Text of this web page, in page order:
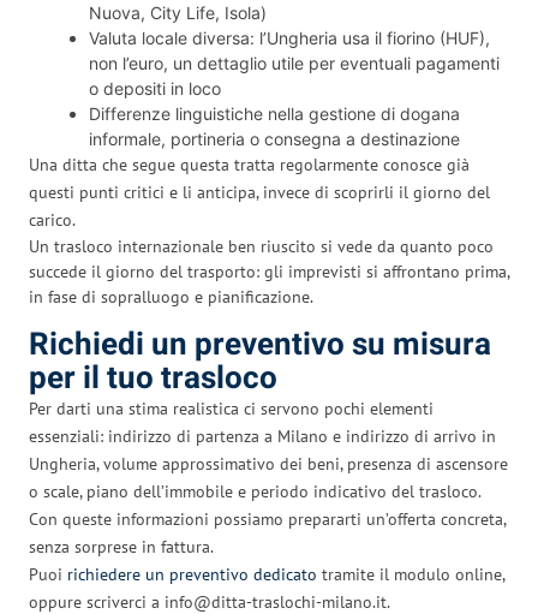
Nuova, City Life, Isola)
Valuta locale diversa: l’Ungheria usa il fiorino (HUF),
non l’euro, un dettaglio utile per eventuali pagamenti
o depositi in loco
Differenze linguistiche nella gestione di dogana
informale, portineria o consegna a destinazione
Una ditta che segue questa tratta regolarmente conosce già
questi punti critici e li anticipa, invece di scoprirli il giorno del
carico.
Un trasloco internazionale ben riuscito si vede da quanto poco
succede il giorno del trasporto: gli imprevisti si affrontano prima,
in fase di sopralluogo e pianificazione.
Richiedi un preventivo su misura
per il tuo trasloco
Per darti una stima realistica ci servono pochi elementi
essenziali: indirizzo di partenza a Milano e indirizzo di arrivo in
Ungheria, volume approssimativo dei beni, presenza di ascensore
o scale, piano dell’immobile e periodo indicativo del trasloco.
Con queste informazioni possiamo prepararti un’offerta concreta,
senza sorprese in fattura.
Puoi richiedere un preventivo dedicato tramite il modulo online,
oppure scriverci a info@ditta-traslochi-milano.it.